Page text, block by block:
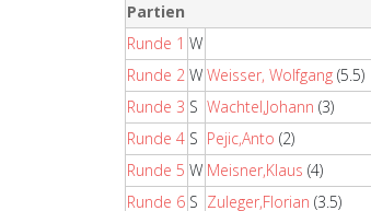
Partien
Runde 1 W
Runde 2 W Weisser, Wolfgang (5.5)
Runde 3 S Wachtel,Johann (3)
Runde 4 S Pejic,Anto (2)
Runde 5 W Meisner,Klaus (4)
Runde 6 S Zuleger,Florian (3.5)